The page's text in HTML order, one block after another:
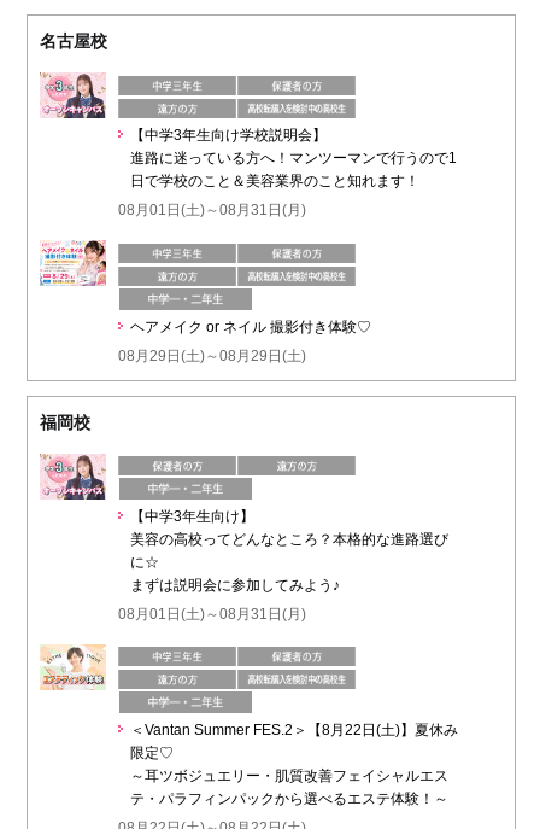
名古屋校
【中学3年生向け学校説明会】
進路に迷っている方へ！マンツーマンで行うので1
日で学校のこと＆美容業界のこと知れます！
08月01日(土)～08月31日(月)
ヘアメイク or ネイル 撮影付き体験♡
08月29日(土)～08月29日(土)
福岡校
【中学3年生向け】
美容の高校ってどんなところ？本格的な進路選び
に☆
まずは説明会に参加してみよう♪
08月01日(土)～08月31日(月)
＜Vantan Summer FES.2＞【8月22日(土)】夏休み
限定♡
～耳ツボジュエリー・肌質改善フェイシャルエス
テ・パラフィンパックから選べるエステ体験！～